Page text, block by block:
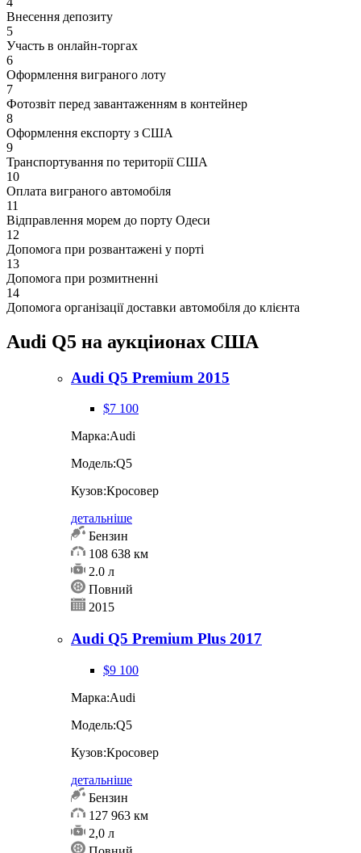
Внесення депозиту
5
Участь в онлайн-торгах
6
Оформлення виграного лоту
7
Фотозвіт перед завантаженням в контейнер
8
Оформлення експорту з США
9
Транспортування по території США
10
Оплата виграного автомобіля
11
Відправлення морем до порту Одеси
12
Допомога при розвантажені у порті
13
Допомога при розмитненні
14
Допомога організації доставки автомобіля до клієнта
Audi Q5 на аукціионах США
Audi Q5 Premium 2015
$7 100
Марка:Audi
Модель:Q5
Кузов:Кросовер
детальніше
Бензин
108 638 км
2.0 л
Повний
2015
Audi Q5 Premium Plus 2017
$9 100
Марка:Audi
Модель:Q5
Кузов:Кросовер
детальніше
Бензин
127 963 км
2,0 л